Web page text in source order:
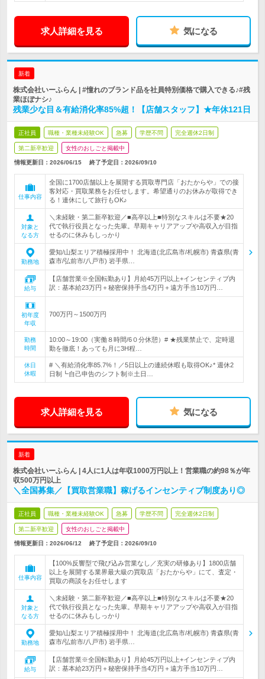
求人詳細を見る 気になる
新着
株式会社いーふらん | #憧れのブランド品を社員特別価格で購入できる♪#残
業ほぼナシ♪
残業少な目＆有給消化率85%超！【店舗スタッフ】★年休121日
正社員 職種・業種未経験OK 急募 学歴不問 完全週休2日制
第二新卒歓迎 女性のおしごと掲載中
情報更新日：2026/06/15 終了予定日： 2026/09/10
仕事内容
全国に1700店舗以上を展開する買取専門店「おたからや」での接
客対応・買取業務をお任せします。希望通りのお休みが取得でき
る！連休にして旅行もOK♪
対象と
なる方
＼未経験・第二新卒歓迎／■高卒以上■特別なスキルは不要★20
代で執行役員となった先輩。早期キャリアアップや高収入が目指
せるのに休みもしっかり
勤務地
愛知/山梨エリア積極採用中！ 北海道(北広島市/札幌市) 青森県(青
森市/弘前市/八戸市) 岩手県…
給与
【店舗営業※全国転勤あり】月給45万円以上+インセンティブ内
訳：基本給23万円＋秘密保持手当4万円＋遠方手当10万円…
初年度
年収
700万円～1500万円
勤務
時間
10:00～19:00（実働８時間/6０分休憩）# ★残業禁止で、定時退
勤を徹底！あっても月に3H程…
休日
休暇
# ＼有給消化率85.7%！／5日以上の連続休暇も取得OK♪* 週休2
日制┗自己申告のシフト制※土日…
求人詳細を見る 気になる
新着
株式会社いーふらん | 4人に1人は年収1000万円以上！営業職の約98％が年
収500万円以上
＼全国募集／【買取営業職】稼げるインセンティブ制度あり◎
正社員 職種・業種未経験OK 急募 学歴不問 完全週休2日制
第二新卒歓迎 女性のおしごと掲載中
情報更新日：2026/06/12 終了予定日： 2026/09/10
仕事内容
【100%反響型で飛び込み営業なし／充実の研修あり】1800店舗
以上を展開する業界最大級の買取店「おたからや」にて、査定・
買取の商談をお任せします
対象と
なる方
＼未経験・第二新卒歓迎／■高卒以上■特別なスキルは不要★20
代で執行役員となった先輩。早期キャリアアップや高収入が目指
せるのに休みもしっかり
勤務地
愛知/山梨エリア積極採用中！ 北海道(北広島市/札幌市) 青森県(青
森市/弘前市/八戸市) 岩手県…
給与
【店舗営業※全国転勤あり】月給45万円以上+インセンティブ内
訳：基本給23万円＋秘密保持手当4万円＋遠方手当10万円…